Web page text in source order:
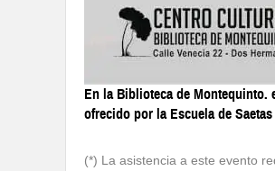
En la Biblioteca de Montequinto.
ofrecido por la Escuela de
(*) La asistencia a este evento